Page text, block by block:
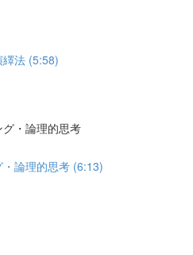
法 (5:58)
・論理的思考
論理的思考 (6:13)